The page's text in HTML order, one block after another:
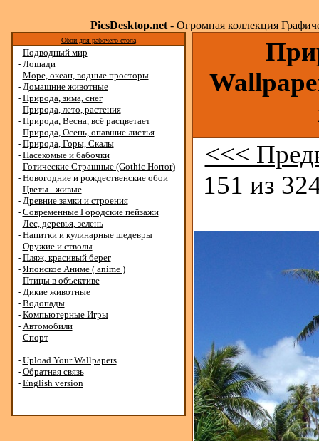
PicsDesktop.net- Огромная коллекция
Обои для рабочего стола
- Подводный мир
- Лошади
- Море, океан, водные просторы
- Домашние животные
- Природа, зима, снег
- Природа, лето, растения
- Природа, Весна, всё расцветает
- Природа, Осень, опавшие листья
- Природа, Горы, Скалы
- Насекомые и бабочки
- Готические Страшные (Gothic Horror)
- Новогодние и рождественские обои
- Цветы - живые
- Древние замки и строения
- Современные Городские пейзажи
- Лес, деревья, зелень
- Напитки и кулинарные шедевры
- Оружие и стволы
- Пляж, красивый берег
- Японское Аниме ( anime )
- Птицы в объективе
- Дикие животные
- Водопады
- Компьютерные Игры
- Автомобили
- Спорт
- Upload Your Wallpapers
- Обратная связь
- English version
<<<
151 из